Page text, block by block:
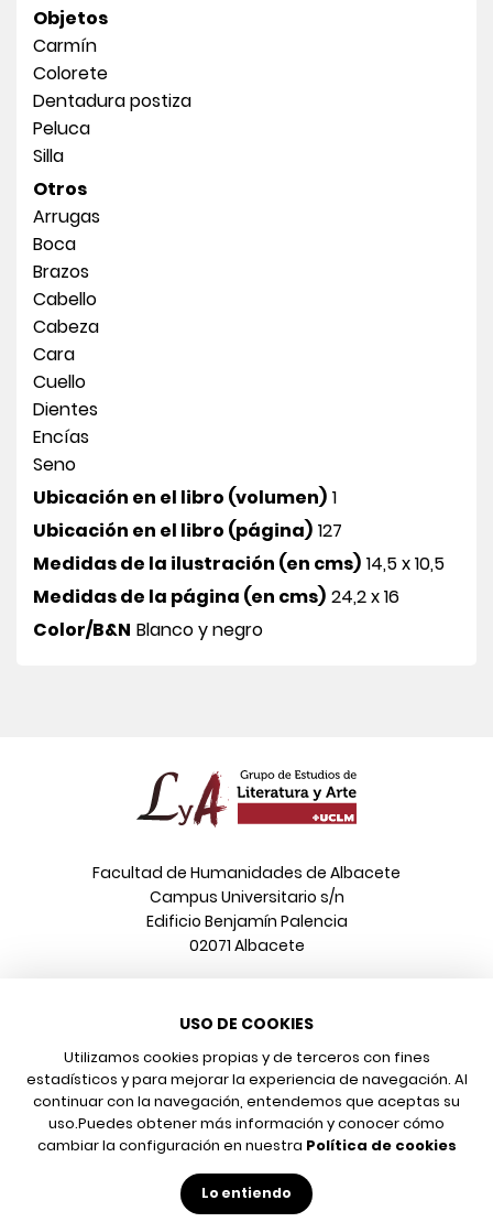
Objetos
Carmín
Colorete
Dentadura postiza
Peluca
Silla
Otros
Arrugas
Boca
Brazos
Cabello
Cabeza
Cara
Cuello
Dientes
Encías
Seno
Ubicación en el libro (volumen) 1
Ubicación en el libro (página) 127
Medidas de la ilustración (en cms) 14,5 x 10,5
Medidas de la página (en cms) 24,2 x 16
Color/B&N Blanco y negro
Facultad de Humanidades de Albacete
Campus Universitario s/n
Edificio Benjamín Palencia
02071 Albacete
967 599 376
Correo electrónico
info@poeonline.es
© 2026 UCLM, Grupo de Estudios de Literatura y Arte
Aviso legal
Protección de datos
Política de cookies
USO DE COOKIES
Utilizamos cookies propias y de terceros con fines
estadísticos y para mejorar la experiencia de navegación. Al
continuar con la navegación, entendemos que aceptas su
uso.Puedes obtener más información y conocer cómo
cambiar la configuración en nuestra Política de cookies
Lo entiendo